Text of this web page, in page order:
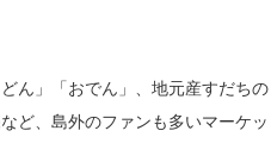
ん」「おでん」、地元産すだち
ど、島外のファンも多いマーケッ